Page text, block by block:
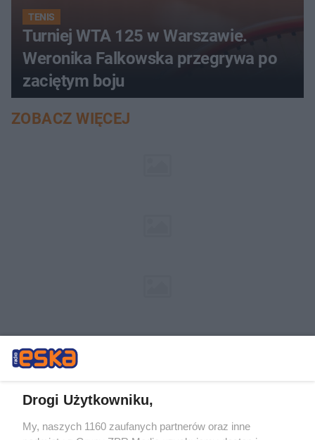
TENIS
Turniej WTA 125 w Warszawie.
Weronika Falkowska przegrywa po
zaciętym boju
ZOBACZ WIĘCEJ
Drogi Użytkowniku,
My, naszych 1160 zaufanych partnerów oraz inne